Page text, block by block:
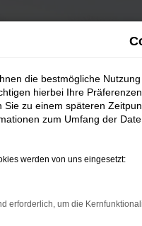
die bestmögliche
hierbei Ihre
Sie zu einem späteren
zum Umfang der
werden von uns eingesetzt:
erforderlich, um die